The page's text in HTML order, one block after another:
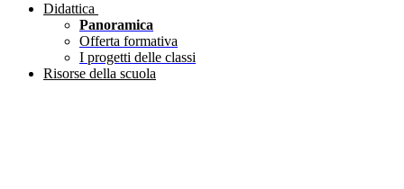
Didattica
Panoramica
Offerta formativa
I progetti delle classi
Risorse della scuola